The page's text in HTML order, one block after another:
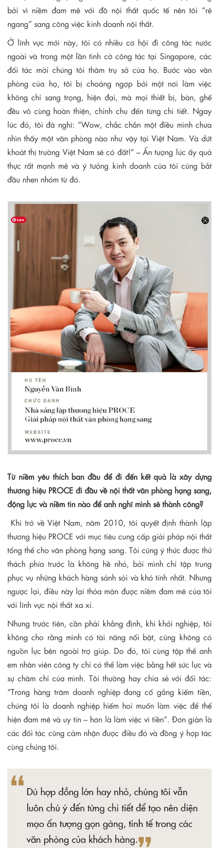
bởi vì niềm đam mê với đồ nội thất quốc tế nên tôi “rẽ
ngang” sang công việc kinh doanh nội thất.
Ở lĩnh vực mới này, tôi có nhiều cơ hội đi công tác nước
ngoài và trong một lần tình cờ công tác tại Singapore, các
đối tác mời chúng tôi thăm trụ sở của họ. Bước vào văn
phòng của họ, tôi bị choáng ngợp bởi một nơi làm việc
không chỉ sang trọng, hiện đại, mà mọi thiết bị, bàn, ghế
đều vô cùng hoàn thiện, chỉnh chu đến từng chi tiết. Ngay
lúc đó, tôi đã nghĩ: “Wow, chắc chắn một điều mình chưa
nhìn thấy một văn phòng nào như vậy tại Việt Nam. Và dứt
khoát thị trường Việt Nam sẽ có đất!” – Ấn tượng lúc ấy quả
thực rất mạnh mẽ và ý tưởng kinh doanh của tôi cũng bắt
đầu nhen nhóm từ đó.
Từ niềm yêu thích ban đầu để đi đến kết quả là xây dựng
thương hiệu PROCE đi đầu về nội thất văn phòng hạng sang,
động lực và niềm tin nào để anh nghĩ mình sẽ thành công?
Khi trở về Việt Nam, năm 2010, tôi quyết định thành lập
thương hiệu PROCE với mục tiêu cung cấp giải pháp nội thất
tổng thể cho văn phòng hạng sang. Tôi cũng ý thức được thử
thách phía trước là không hề nhỏ, bởi mình chỉ tập trung
phục vụ những khách hàng sảnh sỏi và khó tính nhất. Nhưng
ngược lại, điều này lại thỏa mãn được niềm đam mê của tôi
với lĩnh vực nội thất xa xỉ.
Nhưng trước tiên, cần phải khẳng định, khi khởi nghiệp, tôi
không cho rằng mình có tài năng nổi bật, cũng không có
nguồn lực bên ngoài trợ giúp. Do đó, tôi cùng tập thể anh
em nhân viên công ty chỉ có thể làm việc bằng hết sức lực và
sự chăm chỉ của mình. Tôi thường hay chia sẻ với đối tác:
“Trong hàng trăm doanh nghiệp đang cố gắng kiếm tiền,
chúng tôi là doanh nghiệp hiếm hoi muốn làm việc để thể
hiện đam mê và uy tín – hơn là làm việc vì tiền”. Đơn giản là
các đối tác cũng cảm nhận được điều đó và đồng ý hợp tác
cùng chúng tôi.